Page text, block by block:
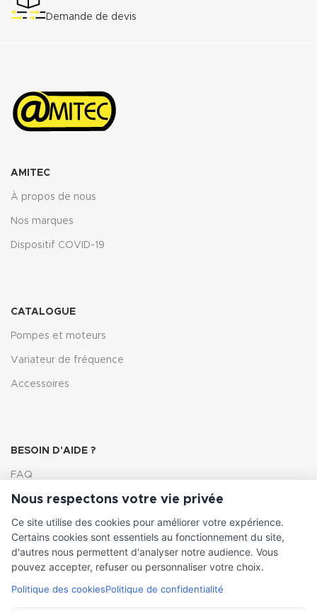
Demande de devis
AMITEC
À propos de nous
Nos marques
Dispositif COVID-19
CATALOGUE
Pompes et moteurs
Variateur de fréquence
Accessoires
BESOIN D'AIDE ?
FAQ
Lexique
Comment choisir ma pompe
INFORMATIONS LÉGALES
Nous respectons votre vie privée
Ce site utilise des cookies pour améliorer votre expérience.
Certains cookies sont essentiels au fonctionnement du site,
d'autres nous permettent d'analyser notre audience. Vous
pouvez accepter, refuser ou personnaliser votre choix.
Politique des cookiesPolitique de confidentialité